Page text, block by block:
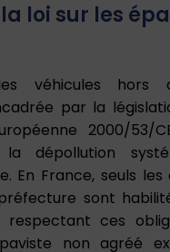
loi sur les
véhicules hors
par la
2000/53/
dépollution
En France, seuls les
sont
ces
non agréé